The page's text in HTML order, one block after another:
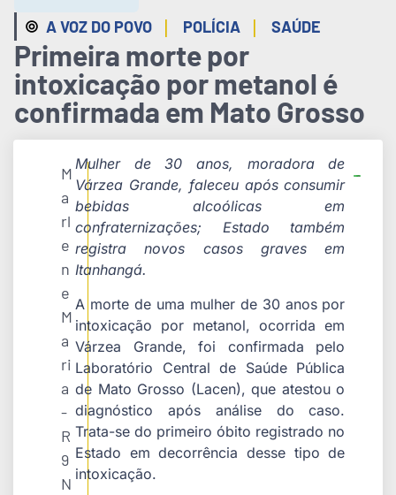
A VOZ DO POVO | POLÍCIA | SAÚDE
Primeira morte por
intoxicação por metanol é
confirmada em Mato Grosso
M
a
rl
e
n
e
M
a
ri
a
-
R
9
N
Mulher de 30 anos, moradora de
Várzea Grande, faleceu após consumir
bebidas alcoólicas em
confraternizações; Estado também
registra novos casos graves em
Itanhangá.
A morte de uma mulher de 30 anos por
intoxicação por metanol, ocorrida em
Várzea Grande, foi confirmada pelo
Laboratório Central de Saúde Pública
de Mato Grosso (Lacen), que atestou o
diagnóstico após análise do caso.
Trata-se do primeiro óbito registrado no
Estado em decorrência desse tipo de
intoxicação.